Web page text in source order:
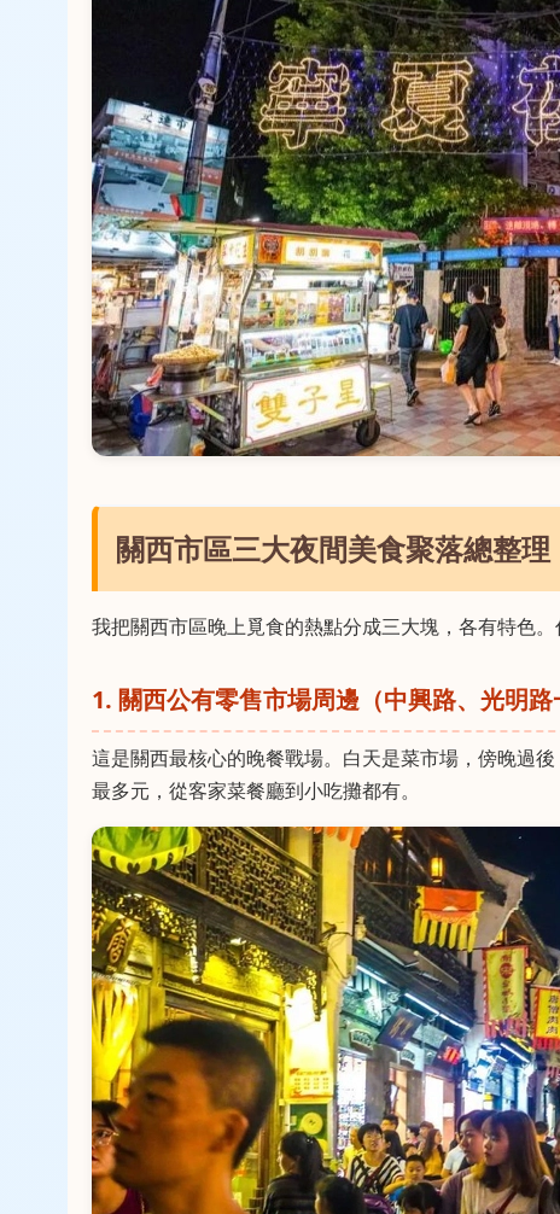
關西市區三大夜間美食聚落總整理
我把關西市區晚上覓食的熱點分成三大塊，各有特色
1. 關西公有零售市場周邊（中興路、光明路
這是關西最核心的晚餐戰場。白天是菜市場，傍晚過
最多元，從客家菜餐廳到小吃攤都有。